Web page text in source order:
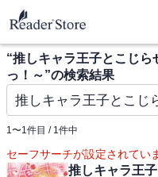
“推しキャラ王子とこじら
っ！～”の検索結果
1〜1件目 / 1件中
セーフサーチが設定されてい
推しキャラ王